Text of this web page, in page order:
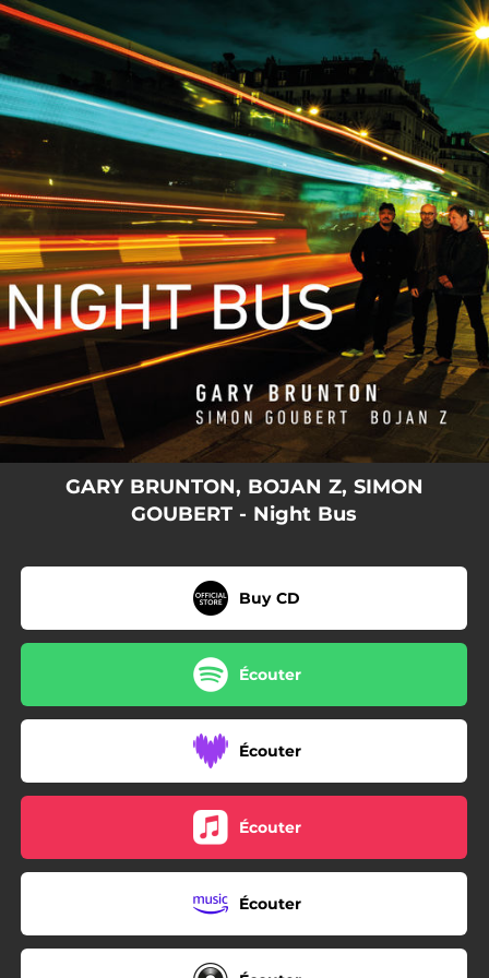
You're all set!
GARY BRUNTON, BOJAN Z, SIMON
GOUBERT - Night Bus
Buy CD
Écouter
Écouter
Écouter
Écouter
.